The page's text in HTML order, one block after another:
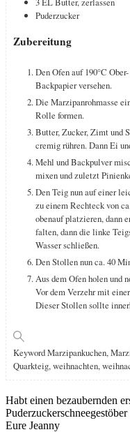
Puderzucker
Zubereitung
Den Ofen auf 190°C
Backpapier versehen.
Die Marzipanrohmasse
Rolle formen.
Butter, Zucker, Zimt und
cremig rühren. Dann Ei
Mehl und Backpulver
mixen und zuletzt
Den Teig nun auf einer
zu einem Rechteck von
obenauf platzieren, dann
falten, dann die linke
Wasser schließen.
Den Stollen nun ca. 40
Aus dem Ofen holen und
Vor dem Verzehr mit
Dieser Stollen sollte
KeywordMarzipankuchen,
Quarkteig, weihnachten,
Habt einen bezaubernden
Eure Jeanny